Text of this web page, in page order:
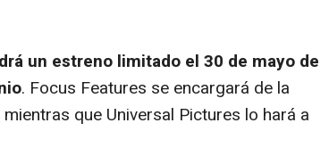
un estreno limitado el 30 de mayo de
. Focus Features se encargará de la
que Universal Pictures lo hará a